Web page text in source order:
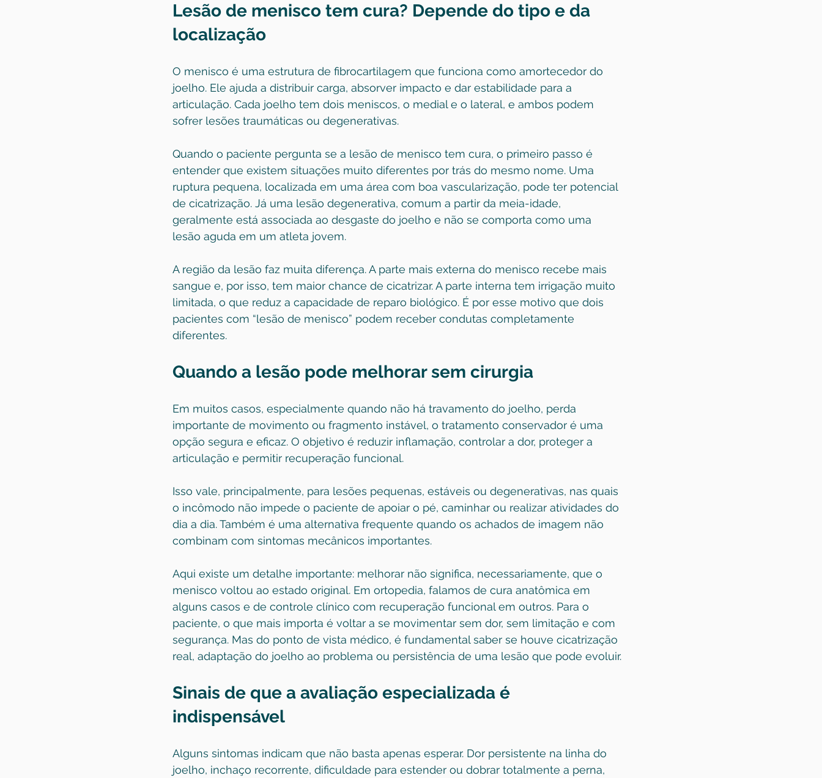
Lesão de menisco tem cura? Depende do tipo e da
localização
O menisco é uma estrutura de fibrocartilagem que funciona como amortecedor do
joelho. Ele ajuda a distribuir carga, absorver impacto e dar estabilidade para a
articulação. Cada joelho tem dois meniscos, o medial e o lateral, e ambos podem
sofrer lesões traumáticas ou degenerativas.
Quando o paciente pergunta se a lesão de menisco tem cura, o primeiro passo é
entender que existem situações muito diferentes por trás do mesmo nome. Uma
ruptura pequena, localizada em uma área com boa vascularização, pode ter potencial
de cicatrização. Já uma lesão degenerativa, comum a partir da meia-idade,
geralmente está associada ao desgaste do joelho e não se comporta como uma
lesão aguda em um atleta jovem.
A região da lesão faz muita diferença. A parte mais externa do menisco recebe mais
sangue e, por isso, tem maior chance de cicatrizar. A parte interna tem irrigação muito
limitada, o que reduz a capacidade de reparo biológico. É por esse motivo que dois
pacientes com “lesão de menisco” podem receber condutas completamente
diferentes.
Quando a lesão pode melhorar sem cirurgia
Em muitos casos, especialmente quando não há travamento do joelho, perda
importante de movimento ou fragmento instável, o tratamento conservador é uma
opção segura e eficaz. O objetivo é reduzir inflamação, controlar a dor, proteger a
articulação e permitir recuperação funcional.
Isso vale, principalmente, para lesões pequenas, estáveis ou degenerativas, nas quais
o incômodo não impede o paciente de apoiar o pé, caminhar ou realizar atividades do
dia a dia. Também é uma alternativa frequente quando os achados de imagem não
combinam com sintomas mecânicos importantes.
Aqui existe um detalhe importante: melhorar não significa, necessariamente, que o
menisco voltou ao estado original. Em ortopedia, falamos de cura anatômica em
alguns casos e de controle clínico com recuperação funcional em outros. Para o
paciente, o que mais importa é voltar a se movimentar sem dor, sem limitação e com
segurança. Mas do ponto de vista médico, é fundamental saber se houve cicatrização
real, adaptação do joelho ao problema ou persistência de uma lesão que pode evoluir.
Sinais de que a avaliação especializada é
indispensável
Alguns sintomas indicam que não basta apenas esperar. Dor persistente na linha do
joelho, inchaço recorrente, dificuldade para estender ou dobrar totalmente a perna,